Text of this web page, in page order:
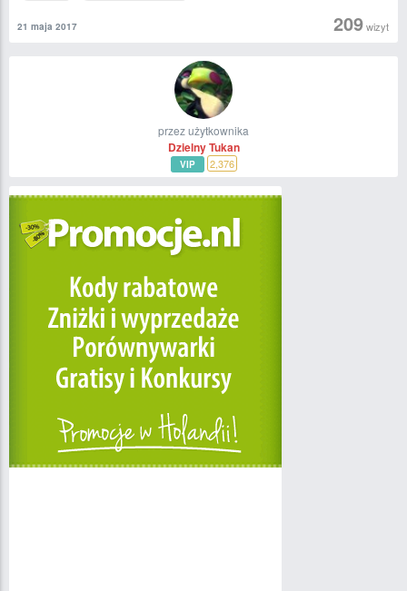
209wizyt
21 maja 2017
przez użytkownika
Dzielny Tukan
VIP 2,376